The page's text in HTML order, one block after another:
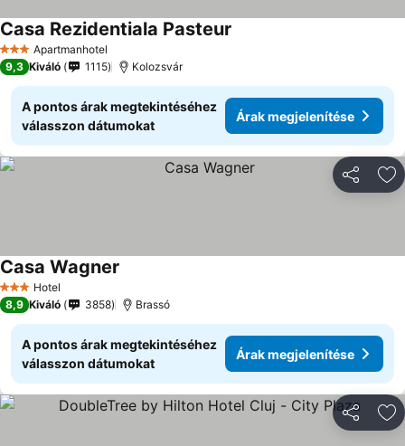
3 KategóriaApartmanhotel
Casa Rezidentiala Pasteur
9,3 Kiváló 1115 Kolozsvár
A pontos árak megtekintéséhez
válasszon dátumokat
Árak megjelenítése
3 Kategória
Hotel
Casa Wagner
8,9 Kiváló 3858 Brassó
A pontos árak megtekintéséhez
válasszon dátumokat
Árak megjelenítése